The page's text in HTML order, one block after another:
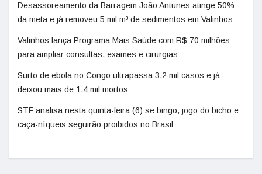
Desassoreamento da Barragem João Antunes atinge 50%
da meta e já removeu 5 mil m³ de sedimentos em Valinhos
Valinhos lança Programa Mais Saúde com R$ 70 milhões
para ampliar consultas, exames e cirurgias
Surto de ebola no Congo ultrapassa 3,2 mil casos e já
deixou mais de 1,4 mil mortos
STF analisa nesta quinta-feira (6) se bingo, jogo do bicho e
caça-níqueis seguirão proibidos no Brasil